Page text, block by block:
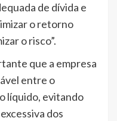
de dívida e
o retorno
o risco”.
que a empresa
entre o
líquido, evitando
dos